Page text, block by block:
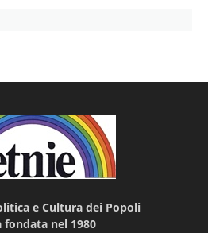
e Cultura dei Popoli
fondata nel 1980